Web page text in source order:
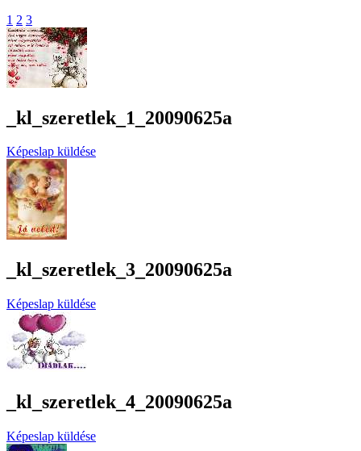
1 2 3
_kl_szeretlek_1_20090625a
Képeslap küldése
_kl_szeretlek_3_20090625a
Képeslap küldése
_kl_szeretlek_4_20090625a
Képeslap küldése